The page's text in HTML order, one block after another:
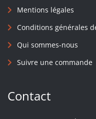
Mentions légales
Conditions générales
Qui sommes-nous
Suivre une commande
Contact